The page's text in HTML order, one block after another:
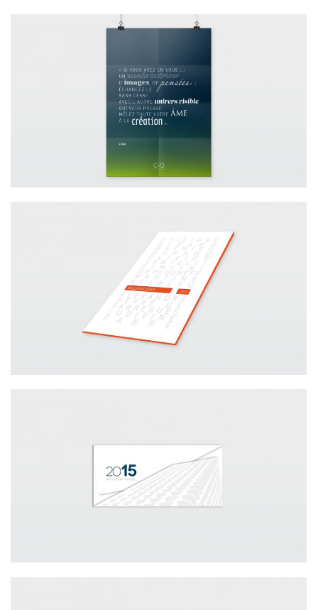
AGENCE / CARTES DE VŒUX 2015 C&O
JURIDIQUE / CARTES DE VŒUX 2014
OFFICE NOTARIAL TOUR MÉDITERRANÉE
JURIDIQUE / CARTES DE VŒUX 2015
OFFICE NOTARIAL TOUR MÉDITERRANÉE